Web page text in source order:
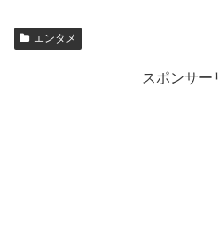
エンタメ
スポンサー